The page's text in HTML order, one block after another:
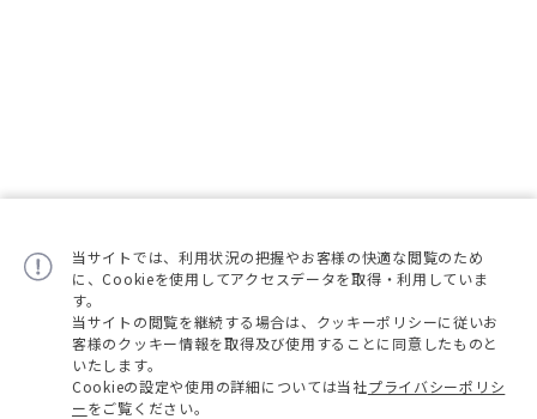
当サイトでは、利用状況の把握やお客様の快適な閲覧のため
に、Cookieを使用してアクセスデータを取得・利用していま
す。
当サイトの閲覧を継続する場合は、クッキーポリシーに従いお
客様のクッキー情報を取得及び使用することに同意したものと
いたします。
Cookieの設定や使用の詳細については当社プライバシーポリシ
ーをご覧ください。